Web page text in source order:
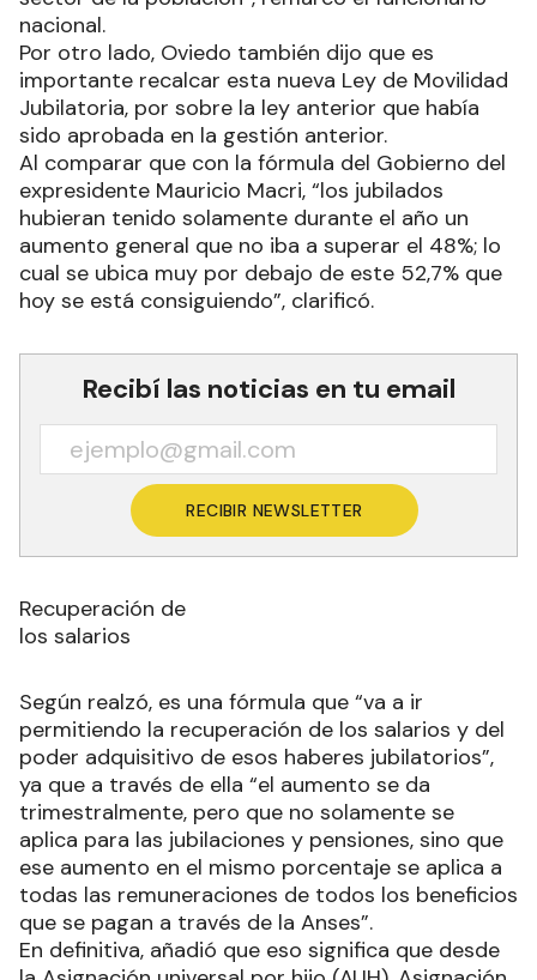
nacional.
Por otro lado, Oviedo también dijo que es
importante recalcar esta nueva Ley de Movilidad
Jubilatoria, por sobre la ley anterior que había
sido aprobada en la gestión anterior.
Al comparar que con la fórmula del Gobierno del
expresidente Mauricio Macri, “los jubilados
hubieran tenido solamente durante el año un
aumento general que no iba a superar el 48%; lo
cual se ubica muy por debajo de este 52,7% que
hoy se está consiguiendo”, clarificó.
Recibí las noticias en tu email
RECIBIR NEWSLETTER
Recuperación de
los salarios
Según realzó, es una fórmula que “va a ir
permitiendo la recuperación de los salarios y del
poder adquisitivo de esos haberes jubilatorios”,
ya que a través de ella “el aumento se da
trimestralmente, pero que no solamente se
aplica para las jubilaciones y pensiones, sino que
ese aumento en el mismo porcentaje se aplica a
todas las remuneraciones de todos los beneficios
que se pagan a través de la Anses”.
En definitiva, añadió que eso significa que desde